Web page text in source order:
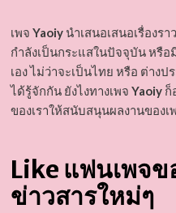
เพจ Yaoiyนำเสนอเสนอเรื่องร
กำลังเป็นกระแสในปัจจุบัน หรื
เอง ไม่ว่าจะเป็นไทย หรือ ต่าง
ได้รู้จักกัน ยังไงทางเพจ Yaoiyก็
ของเราให้สนับสนุนผลงานของเ
Like แฟนเพจข
ข่าวสารใหม่ๆ